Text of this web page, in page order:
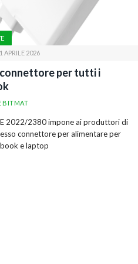
APRILE 2026
per tutti i
BITMAT
2022/2380 impone ai produttori di
connettore per alimentare per
e laptop